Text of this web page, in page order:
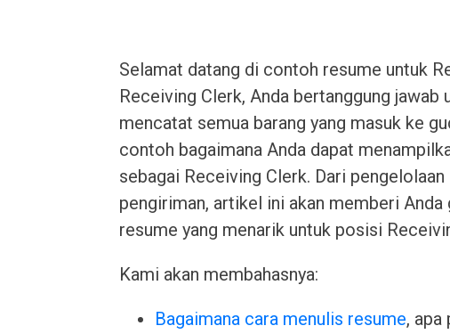
Selamat datang di contoh resume untuk
Receiving Clerk, Anda bertanggung jawab
mencatat semua barang yang masuk ke
contoh bagaimana Anda dapat
sebagai Receiving Clerk. Dari
pengiriman, artikel ini akan memberi Anda
resume yang menarik untuk posisi
Kami akan membahasnya:
Bagaimana cara menulis resume, apa